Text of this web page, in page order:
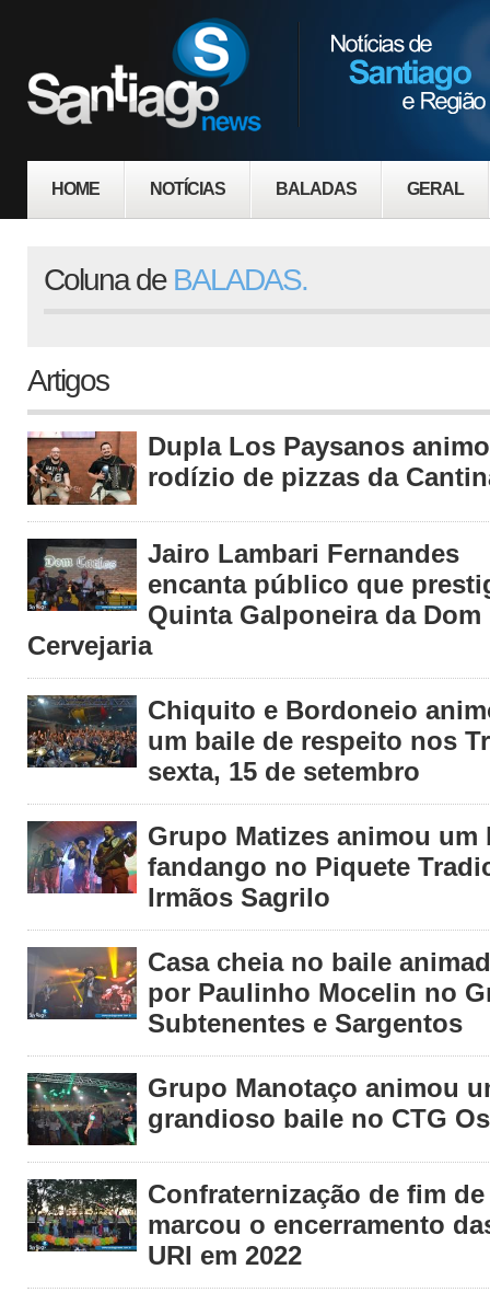
HOME NOTÍCIAS BALADAS GERAL
Coluna de BALADAS.
Artigos
Dupla Los Paysanos
rodízio de pizzas da
Jairo Lambari Fernandes
encanta público que
Quinta Galponeira da Dom
Cervejaria
Chiquito e Bordoneio
um baile de respeito nos
sexta, 15 de setembro
Grupo Matizes animou um
fandango no Piquete
Irmãos Sagrilo
Casa cheia no baile
por Paulinho Mocelin no
Subtenentes e Sargentos
Grupo Manotaço animou
grandioso baile no CTG
Confraternização de fim
marcou o encerramento
URI em 2022